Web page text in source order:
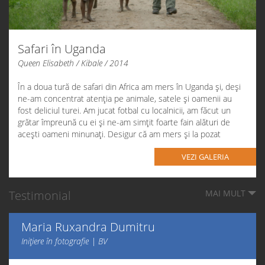
Safari în Uganda
Queen Elisabeth / Kibale / 2014
În a doua tură de safari din Africa am mers în Uganda și, deși
ne-am concentrat atenția pe animale, satele și oamenii au
fost deliciul turei. Am jucat fotbal cu localnicii, am făcut un
grătar împreună cu ei și ne-am simțit foarte fain alături de
acești oameni minunați. Desigur că am mers și la pozat
animale, iar cimpanzeii au fost cei care ne-au impresionat cel
VEZI GALERIA
Testimonial MAI MULT
Maria Ruxandra Dumitru
Inițiere în fotografie | BV